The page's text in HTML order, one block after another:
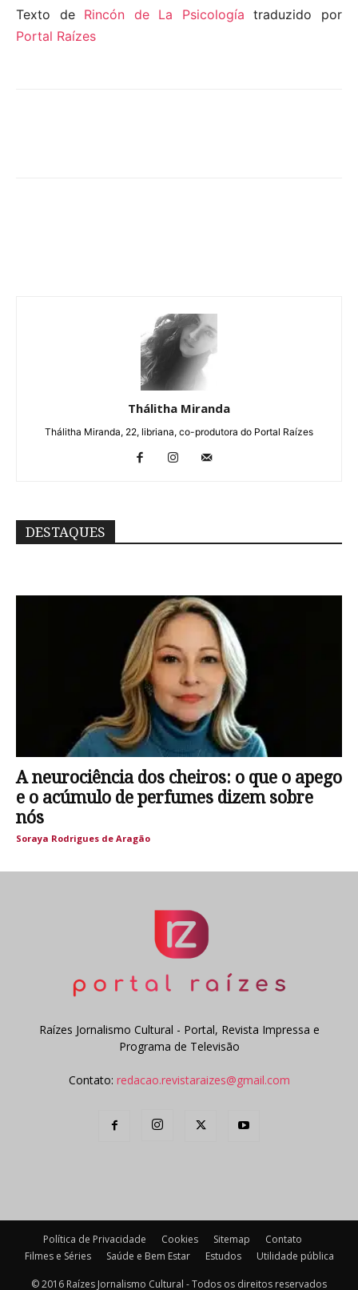
Texto de Rincón de La Psicología traduzido por
Portal Raízes
Thálitha Miranda
Thálitha Miranda, 22, libriana, co-produtora do Portal Raízes
DESTAQUES
A neurociência dos cheiros: o que o apego
e o acúmulo de perfumes dizem sobre
nós
Soraya Rodrigues de Aragão
Raízes Jornalismo Cultural - Portal, Revista Impressa e
Programa de Televisão
Contato: redacao.revistaraizes@gmail.com
Política de Privacidade Cookies Sitemap
Contato
Filmes e Séries
Saúde e Bem Estar Estudos Utilidade pública
© 2016 Raízes Jornalismo Cultural - Todos os direitos reservados